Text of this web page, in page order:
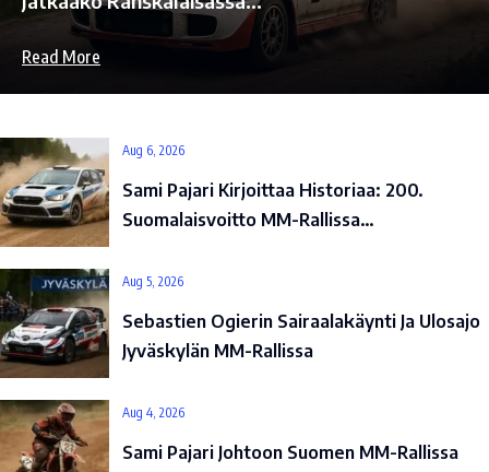
Read More
Aug 6, 2026
Sami Pajari Kirjoittaa Historiaa: 200.
Suomalaisvoitto MM-Rallissa…
Aug 5, 2026
Sebastien Ogierin Sairaalakäynti Ja Ulosajo
Jyväskylän MM-Rallissa
Aug 4, 2026
Sami Pajari Johtoon Suomen MM-Rallissa